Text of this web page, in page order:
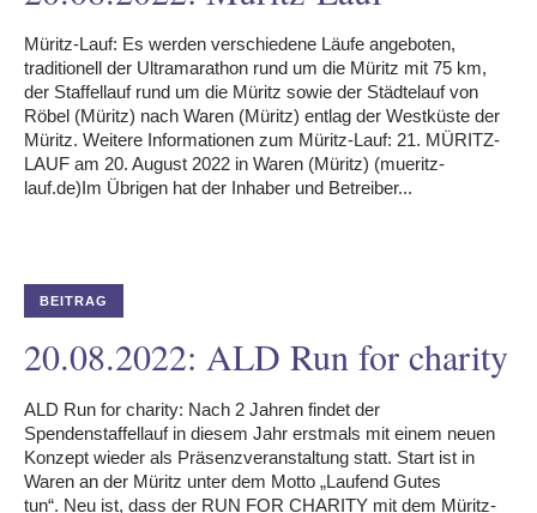
Müritz-Lauf: Es werden verschiedene Läufe angeboten,
traditionell der Ultramarathon rund um die Müritz mit 75 km,
der Staffellauf rund um die Müritz sowie der Städtelauf von
Röbel (Müritz) nach Waren (Müritz) entlag der Westküste der
Müritz. Weitere Informationen zum Müritz-Lauf: 21. MÜRITZ-
LAUF am 20. August 2022 in Waren (Müritz) (mueritz-
lauf.de)Im Übrigen hat der Inhaber und Betreiber...
BEITRAG
20.08.2022: ALD Run for charity
ALD Run for charity: Nach 2 Jahren findet der
Spendenstaffellauf in diesem Jahr erstmals mit einem neuen
Konzept wieder als Präsenzveranstaltung statt. Start ist in
Waren an der Müritz unter dem Motto „Laufend Gutes
tun“. Neu ist, dass der RUN FOR CHARITY mit dem Müritz-